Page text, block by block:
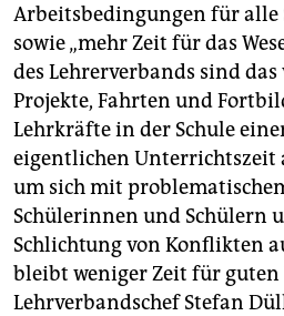
Arbeitsbedingungen für alle
sowie „mehr Zeit für das
des Lehrerverbands sind
Projekte, Fahrten und
Lehrkräfte in der Schule
eigentlichen Unterrichtszeit
um sich mit
Schülerinnen und Schülern
Schlichtung von Konflikten
bleibt weniger Zeit für guten
Lehrverbandschef Stefan